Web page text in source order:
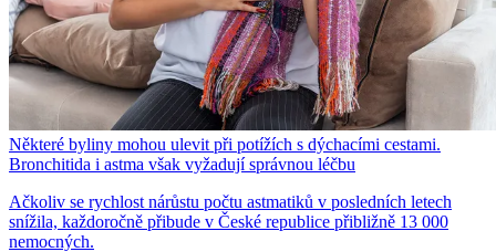
Některé byliny mohou ulevit při potížích s dýchacími cestami.
Bronchitida i astma však vyžadují správnou léčbu
Ačkoliv se rychlost nárůstu počtu astmatiků v posledních letech
snížila, každoročně přibude v České republice přibližně 13 000
nemocných.